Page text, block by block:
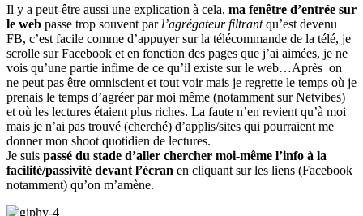
Il y a peut-être aussi une explication à cela, ma fenêtre d’entrée sur
le web passe trop souvent par l’agrégateur filtrantqu’est devenu
FB, c’est facile comme d’appuyer sur la télécommande de la télé, je
scrolle sur Facebook et en fonction des pages que j’ai aimées, je ne
vois qu’une partie infime de ce qu’il existe sur le web…Après on
ne peut pas être omniscient et tout voir mais je regrette le temps où je
prenais le temps d’agréer par moi même (notamment sur Netvibes)
et où les lectures étaient plus riches. La faute n’en revient qu’à moi
mais je n’ai pas trouvé (cherché) d’applis/sites qui pourraient me
donner mon shoot quotidien de lectures.
Je suis passé du stade d’aller chercher moi-même l’info à la
facilité/passivité devant l’écran en cliquant sur les liens (Facebook
notamment) qu’on m’amène.